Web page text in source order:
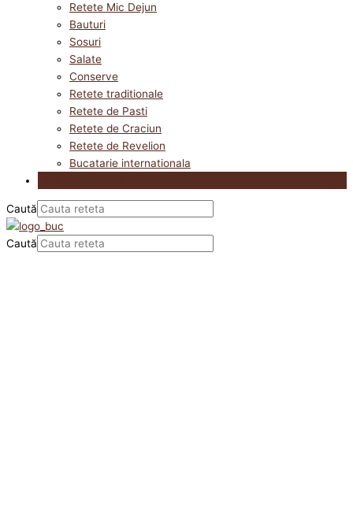
Retete Mic Dejun
Bauturi
Sosuri
Salate
Conserve
Retete traditionale
Retete de Pasti
Retete de Craciun
Retete de Revelion
Bucatarie internationala
Caută
Caută